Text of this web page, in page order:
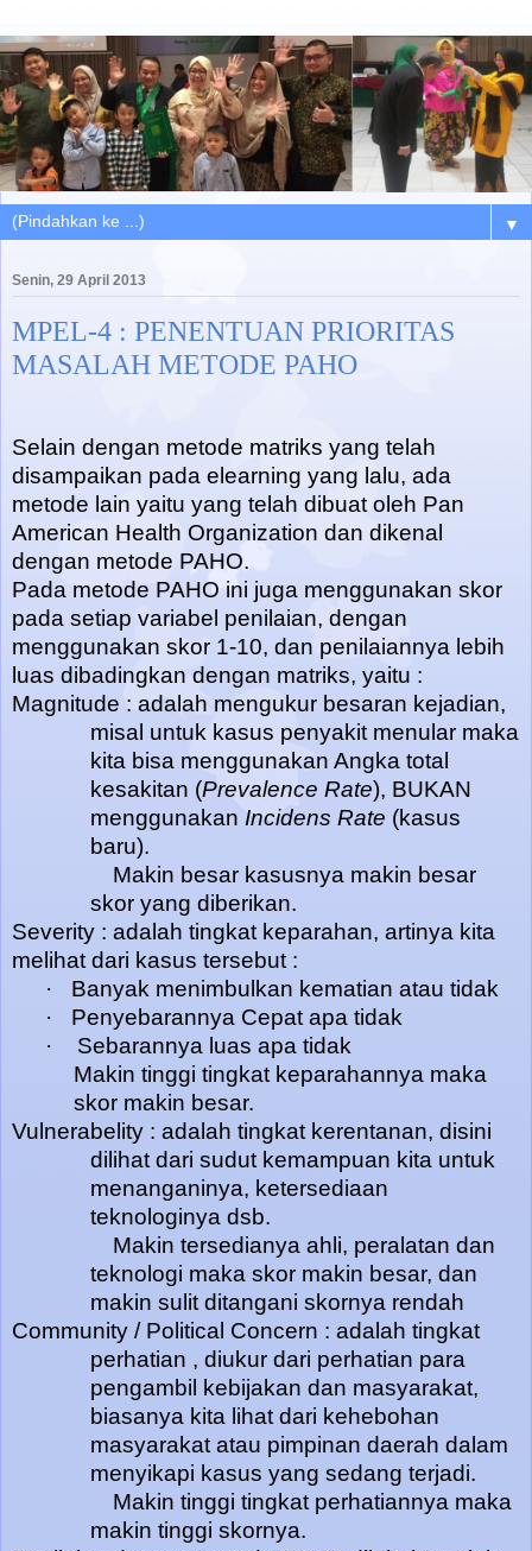
▼
Senin, 29 April 2013
MPEL-4 : PENENTUAN PRIORITAS
MASALAH METODE PAHO
Selain dengan metode matriks yang telah
disampaikan pada elearning yang lalu, ada
metode lain yaitu yang telah dibuat oleh Pan
American Health Organization dan dikenal
dengan metode PAHO.
Pada metode PAHO ini juga menggunakan skor
pada setiap variabel penilaian, dengan
menggunakan skor 1-10, dan penilaiannya lebih
luas dibadingkan dengan matriks, yaitu :
Magnitude : adalah mengukur besaran kejadian,
misal untuk kasus penyakit menular maka
kita bisa menggunakan Angka total
kesakitan (Prevalence Rate), BUKAN
menggunakanIncidens Rate (kasus
baru).
Makin besar kasusnya makin besar
skor yang diberikan.
Severity : adalah tingkat keparahan, artinya kita
melihat dari kasus tersebut :
·
Banyak menimbulkan kematian atau tidak
·
Penyebarannya Cepat apa tidak
·
Sebarannya luas apa tidak
Makin tinggi tingkat keparahannya maka
skor makin besar.
Vulnerabelity : adalah tingkat kerentanan, disini
dilihat dari sudut kemampuan kita untuk
menanganinya, ketersediaan
teknologinya dsb.
Makin tersedianya ahli, peralatan dan
teknologi maka skor makin besar, dan
makin sulit ditangani skornya rendah
Community / Political Concern : adalah tingkat
perhatian , diukur dari perhatian para
pengambil kebijakan dan masyarakat,
biasanya kita lihat dari kehebohan
masyarakat atau pimpinan daerah dalam
menyikapi kasus yang sedang terjadi.
Makin tinggi tingkat perhatiannya maka
makin tinggi skornya.